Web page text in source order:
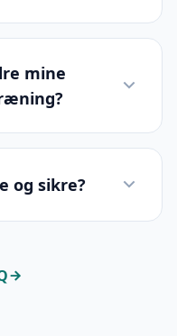
mine
og sikre?